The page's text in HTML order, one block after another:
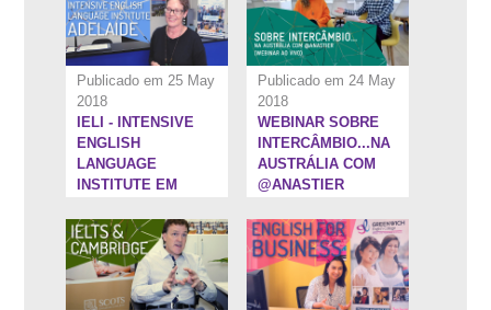
Publicado em 25 May
2018
IELI - INTENSIVE
ENGLISH
LANGUAGE
INSTITUTE EM
Publicado em 24 May
2018
WEBINAR SOBRE
INTERCÂMBIO...NA
AUSTRÁLIA COM
@ANASTIER
5:41''